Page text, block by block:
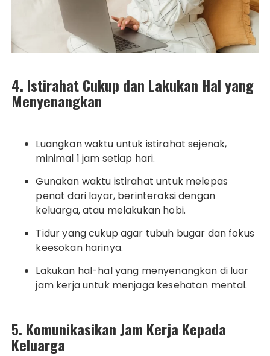
4. Istirahat Cukup dan Lakukan Hal yang
Menyenangkan
Luangkan waktu untuk istirahat sejenak,
minimal 1 jam setiap hari.
Gunakan waktu istirahat untuk melepas
penat dari layar, berinteraksi dengan
keluarga, atau melakukan hobi.
Tidur yang cukup agar tubuh bugar dan fokus
keesokan harinya.
Lakukan hal-hal yang menyenangkan di luar
jam kerja untuk menjaga kesehatan mental.
5. Komunikasikan Jam Kerja Kepada
Keluarga